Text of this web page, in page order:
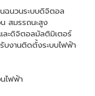
ฉนวนระบบดิจิตอล
สมรรถนะสูง
ละดิจิตอลมัลติมิเตอร์
งานติดตั้งระบบไฟฟ้า
ไฟฟ้า